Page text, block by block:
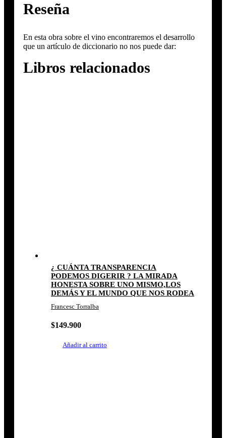
Reseña
En esta obra sobre el vino encontraremos el desarrollo
que un artículo de diccionario no nos puede dar:
Libros relacionados
¿ CUÁNTA TRANSPARENCIA
PODEMOS DIGERIR ? LA MIRADA
HONESTA SOBRE UNO MISMO,LOS
DEMÁS Y EL MUNDO QUE NOS RODEA
Francesc Torralba
$149.900
Añadir al carrito